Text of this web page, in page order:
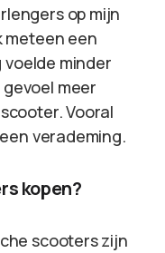
op mijn
meteen een
minder
meer
Vooral
verademing.
kopen?
scooters zijn